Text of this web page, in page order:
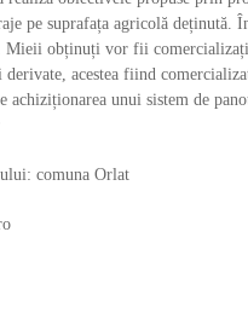
pe suprafața agricolă
Mieii obținuți vor fii
derivate, acestea fiind
achiziționarea unui sistem de
comuna Orlat